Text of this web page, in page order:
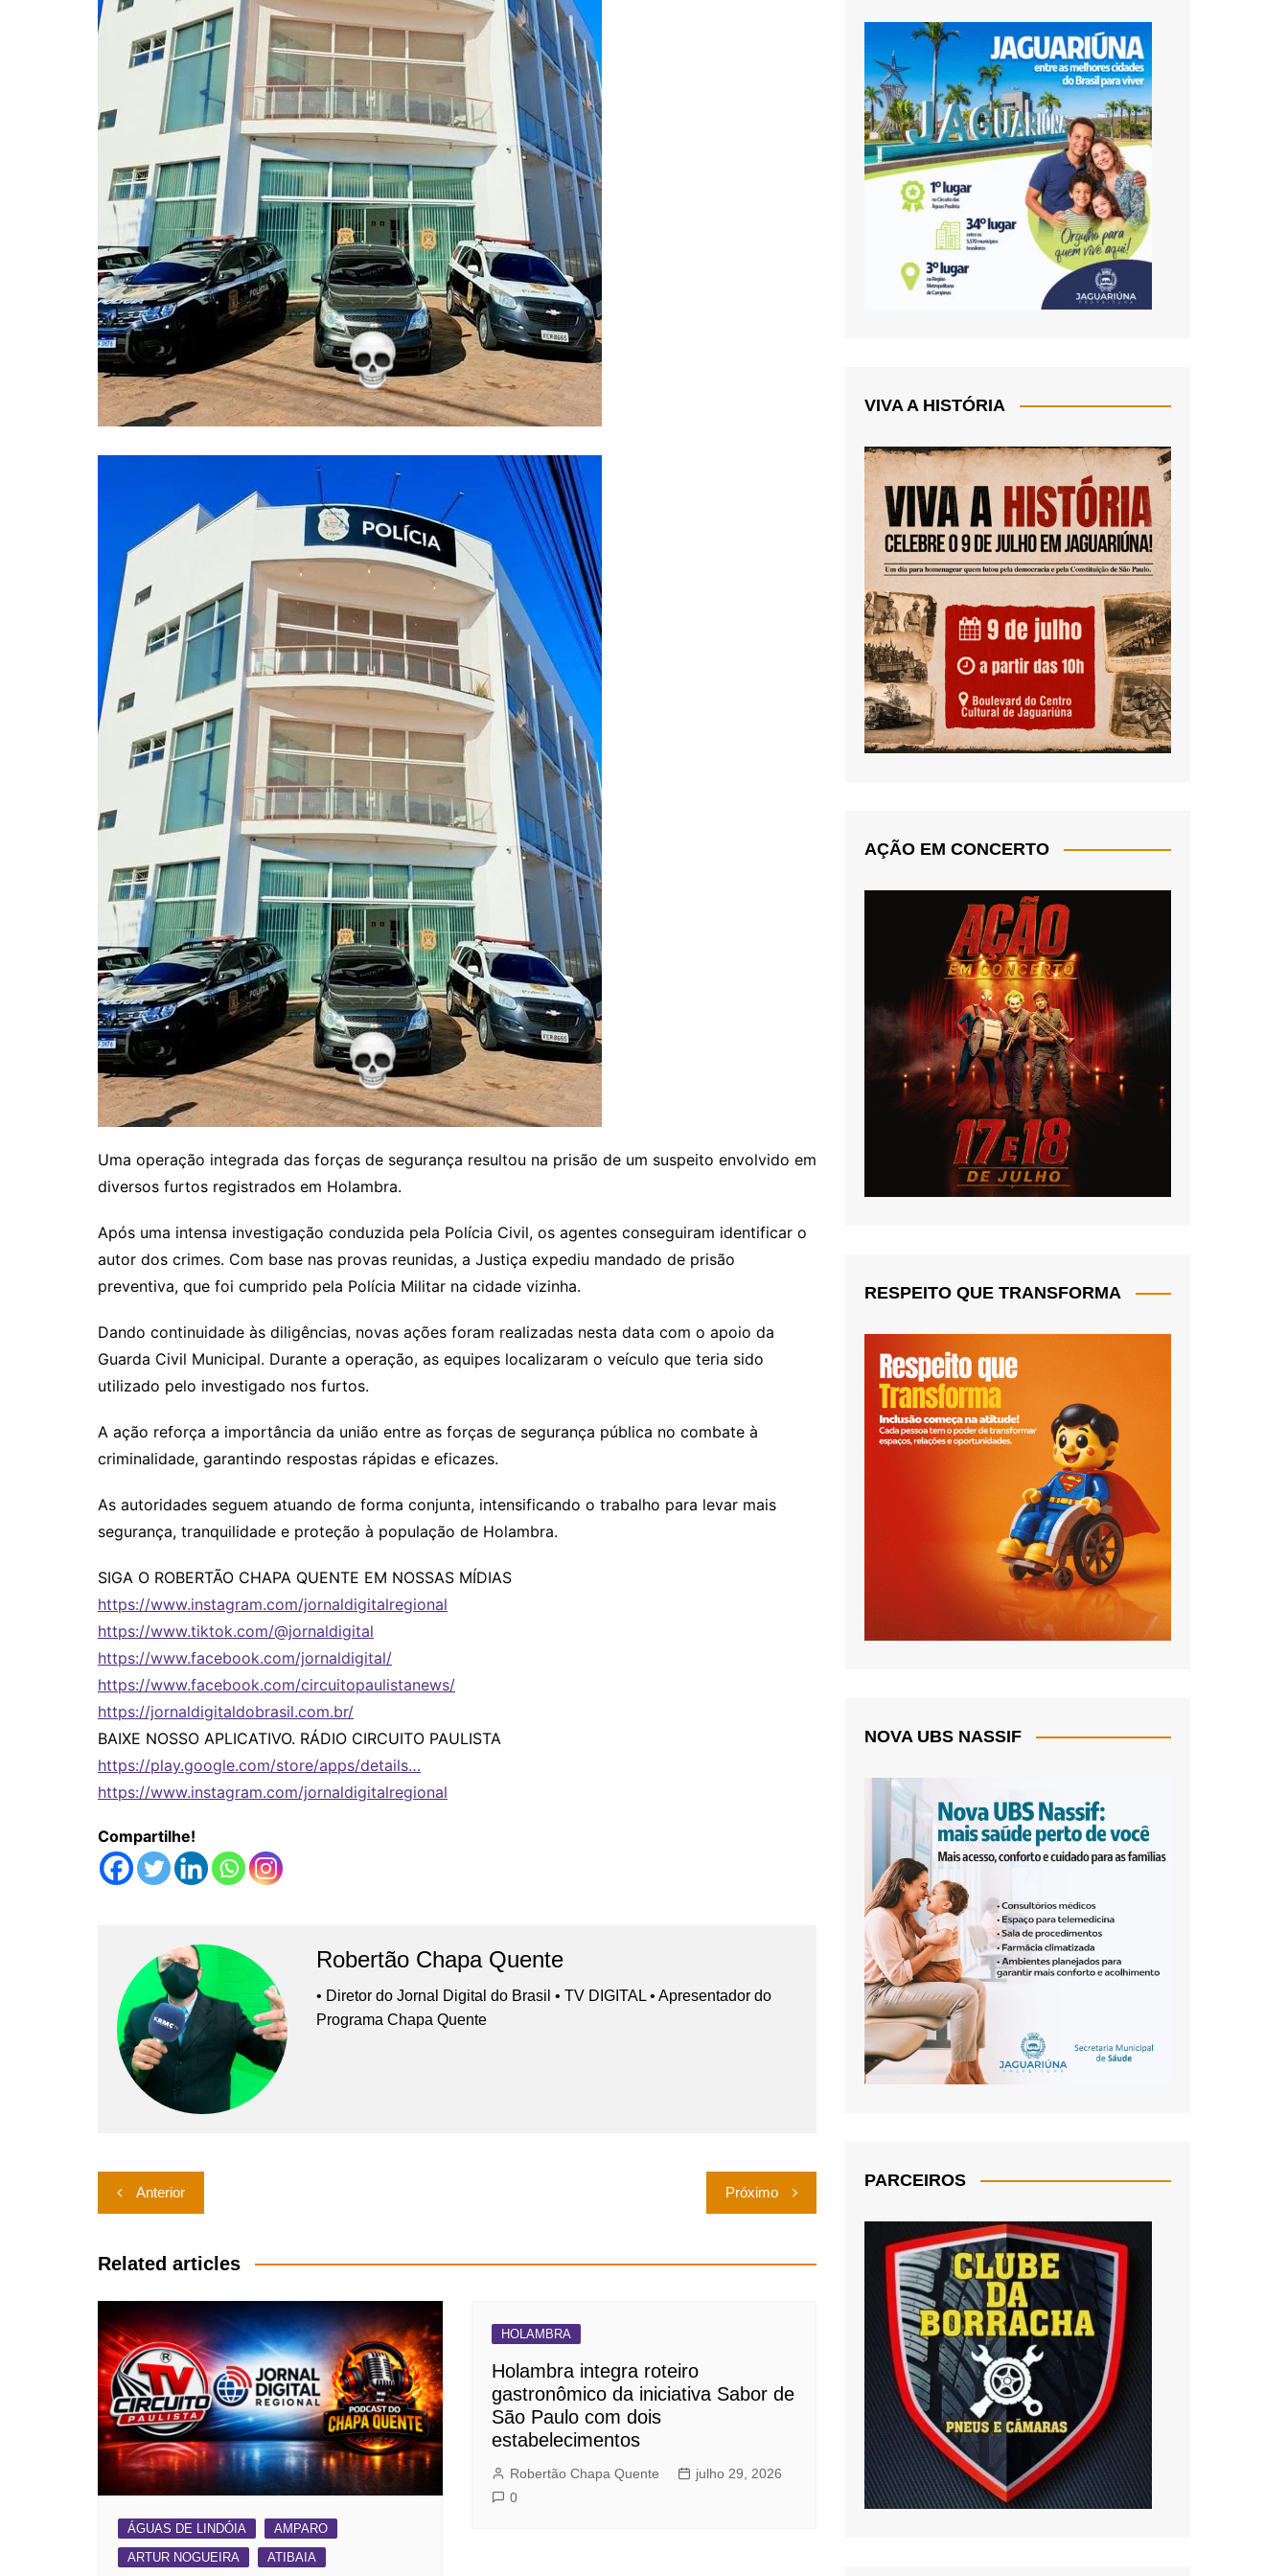
Uma operação integrada das forças de segurança resultou na prisão de um suspeito envolvido em
diversos furtos registrados em Holambra.
Após uma intensa investigação conduzida pela Polícia Civil, os agentes conseguiram identificar o
autor dos crimes. Com base nas provas reunidas, a Justiça expediu mandado de prisão
preventiva, que foi cumprido pela Polícia Militar na cidade vizinha.
Dando continuidade às diligências, novas ações foram realizadas nesta data com o apoio da
Guarda Civil Municipal. Durante a operação, as equipes localizaram o veículo que teria sido
utilizado pelo investigado nos furtos.
A ação reforça a importância da união entre as forças de segurança pública no combate à
criminalidade, garantindo respostas rápidas e eficazes.
As autoridades seguem atuando de forma conjunta, intensificando o trabalho para levar mais
segurança, tranquilidade e proteção à população de Holambra.
SIGA O ROBERTÃO CHAPA QUENTE EM NOSSAS MÍDIAS
https://www.instagram.com/jornaldigitalregional
https://www.tiktok.com/@jornaldigital
https://www.facebook.com/jornaldigital/
https://www.facebook.com/circuitopaulistanews/
https://jornaldigitaldobrasil.com.br/
BAIXE NOSSO APLICATIVO. RÁDIO CIRCUITO PAULISTA
https://play.google.com/store/apps/details…
https://www.instagram.com/jornaldigitalregional
Compartilhe!
Robertão Chapa Quente
• Diretor do Jornal Digital do Brasil • TV DIGITAL • Apresentador do
Programa Chapa Quente
Navegação
de
Post
Anterior Próximo
Related articles
ÁGUAS DE LINDÓIA
AMPARO
ARTUR NOGUEIRA
ATIBAIA
HOLAMBRA
Holambra integra roteiro
gastronômico da iniciativa Sabor de
São Paulo com dois
estabelecimentos
Robertão Chapa Quente
julho 29, 2026
0
VIVA A HISTÓRIA
AÇÃO EM CONCERTO
RESPEITO QUE TRANSFORMA
NOVA UBS NASSIF
PARCEIROS